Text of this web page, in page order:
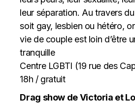
leur séparation. Au travers
soit gay, lesbien ou hétéro,
vie de couple est loin d’être
tranquille
Centre LGBTI (19 rue des
18h / gratuit
Drag show de Victoria et